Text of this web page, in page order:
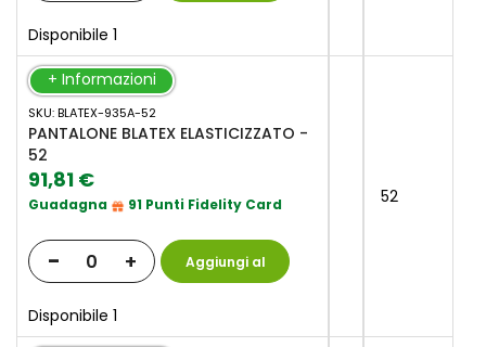
Disponibile 1
+ Informazioni
SKU: BLATEX-935A-52
PANTALONE BLATEX ELASTICIZZATO -
52
91,81 €
Guadagna 91 Punti Fidelity Card
- + Aggiungi al
Disponibile 1
52